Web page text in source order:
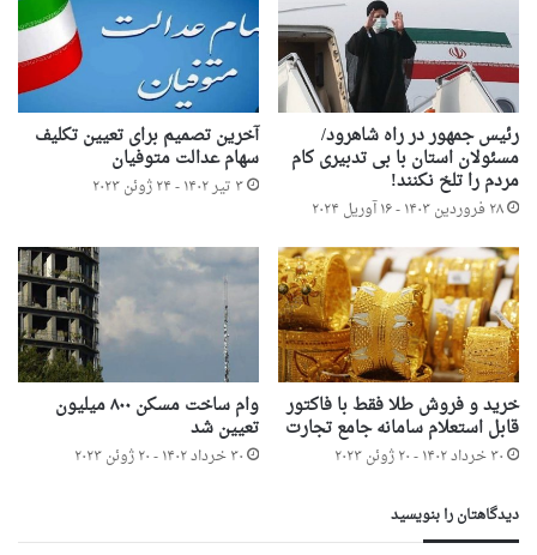
رئیس جمهور در راه شاهرود/
مسئولان استان با بی تدبیری کام
مردم را تلخ نکنند!
۲۸ فروردین ۱۴۰۳ - ۱۶ آوریل ۲۰۲۴
آخرین تصمیم برای تعیین تکلیف
سهام عدالت متوفیان
۳ تیر ۱۴۰۲ - ۲۴ ژوئن ۲۰۲۳
خرید و فروش طلا فقط با فاکتور
قابل استعلام سامانه جامع تجارت
۳۰ خرداد ۱۴۰۲ - ۲۰ ژوئن ۲۰۲۳
وام ساخت مسکن ۸۰۰ میلیون
تعیین شد
۳۰ خرداد ۱۴۰۲ - ۲۰ ژوئن ۲۰۲۳
دیدگاهتان را بنویسید